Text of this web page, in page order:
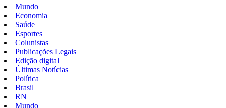
Mundo
Economia
Saúde
Esportes
Colunistas
Publicações Legais
Edição digital
Últimas Notícias
Política
Brasil
RN
Mundo